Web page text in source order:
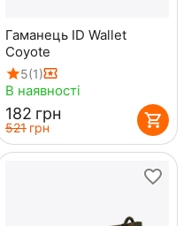
Гаманець ID Wallet
Coyote
5(1)
В наявності
‍182‍ грн
‍521‍ грн